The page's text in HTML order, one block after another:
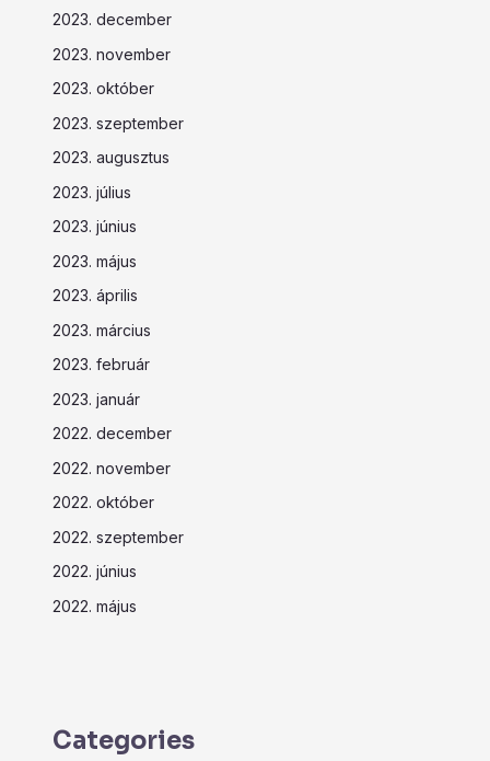
2023. december
2023. november
2023. október
2023. szeptember
2023. augusztus
2023. július
2023. június
2023. május
2023. április
2023. március
2023. február
2023. január
2022. december
2022. november
2022. október
2022. szeptember
2022. június
2022. május
Categories